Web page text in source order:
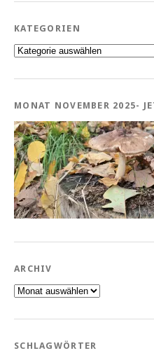
KATEGORIEN
Kategorien
MONAT NOVEMBER 2025-
ARCHIV
Archiv
SCHLAGWÖRTER